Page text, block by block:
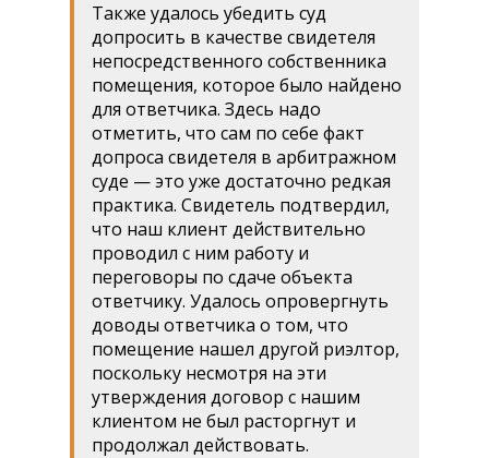
Также удалось убедить суд
допросить в качестве свидетеля
непосредственного собственника
помещения, которое было найдено
для ответчика. Здесь надо
отметить, что сам по себе факт
допроса свидетеля в арбитражном
суде — это уже достаточно редкая
практика. Свидетель подтвердил,
что наш клиент действительно
проводил с ним работу и
переговоры по сдаче объекта
ответчику. Удалось опровергнуть
доводы ответчика о том, что
помещение нашел другой риэлтор,
поскольку несмотря на эти
утверждения договор с нашим
клиентом не был расторгнут и
продолжал действовать.